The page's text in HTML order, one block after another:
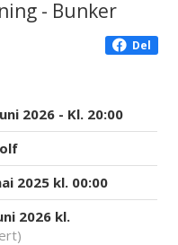
- Bunker
Del
2026 - Kl. 20:00
2025 kl. 00:00
2026 kl.